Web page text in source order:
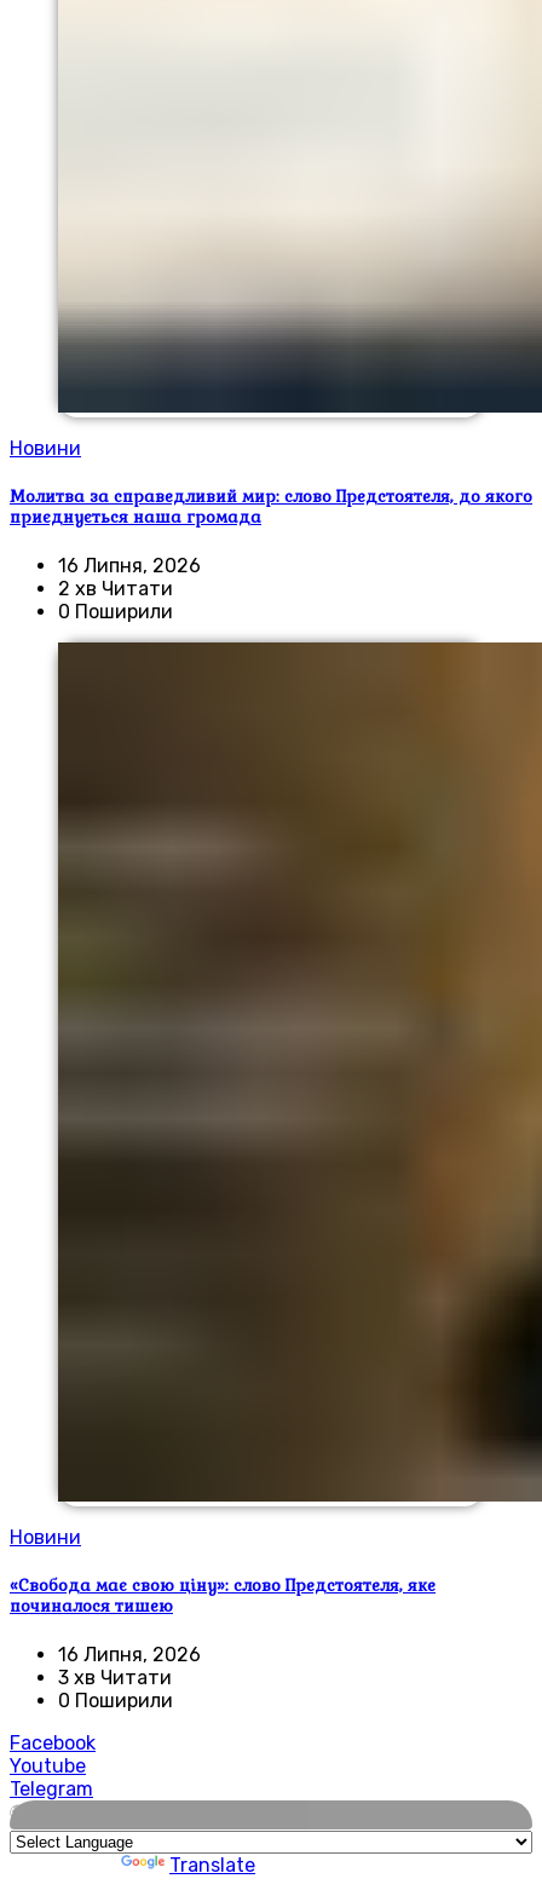
Новини
Молитва за справедливий мир: слово Предстоятеля, до якого
приєднується наша громада
16 Липня, 2026
2 хв Читати
0 Поширили
Новини
«Свобода має свою ціну»: слово Предстоятеля, яке
починалося тишею
16 Липня, 2026
3 хв Читати
0 Поширили
Facebook
Youtube
Telegram
🌍
Translate